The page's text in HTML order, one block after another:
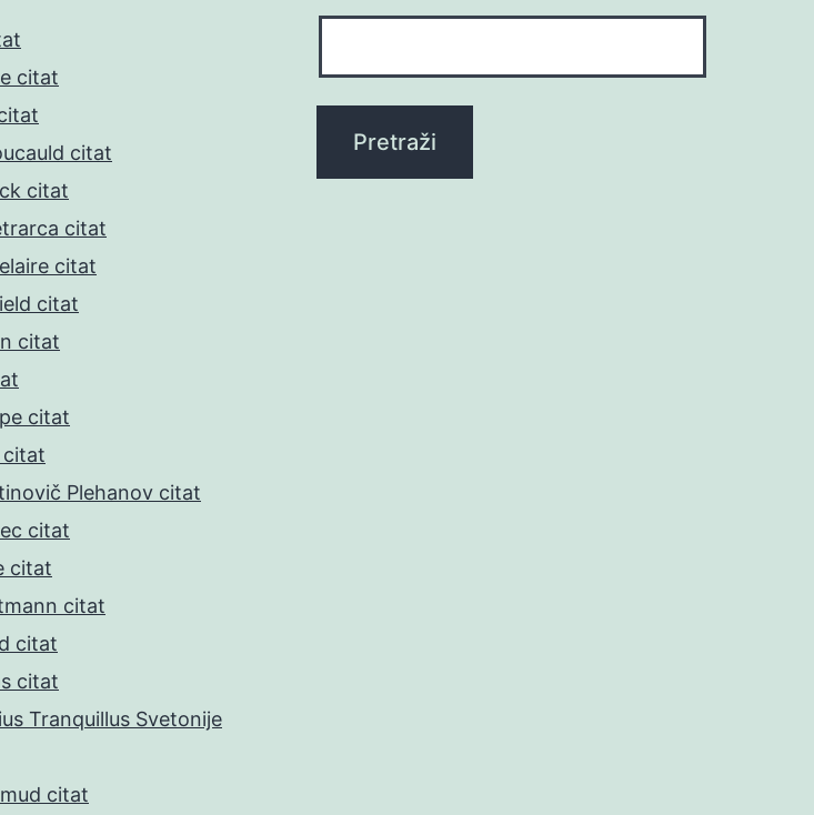
citat
citat
citat
citat
citat
citat
citat
citat
citat
Plehanov citat
citat
citat
citat
citat
citat
Tranquillus Svetonije
citat